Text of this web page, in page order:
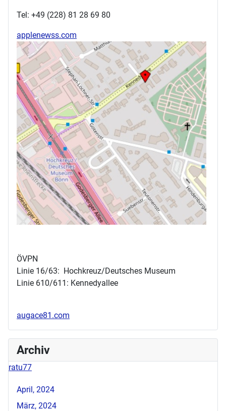
Tel: +49 (228) 81 28 69 80
applenewss.com
ÖVPN
Linie 16/63: Hochkreuz/Deutsches Museum
Linie 610/611: Kennedyallee
augace81.com
Archiv
ratu77
April, 2024
März, 2024